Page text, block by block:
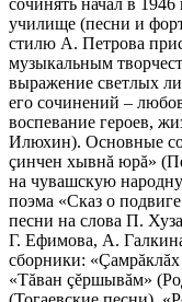
училище (песни и
стилю А. Петрова
музыкальным
выражение светлых
его сочинений –
воспевание героев,
Илюхин). Основные
çинчен хывнă юрă»
на чувашскую
поэма «Сказ о
песни на слова П.
Г. Ефимова, А.
сборники:
«Тăван çĕршывăм»